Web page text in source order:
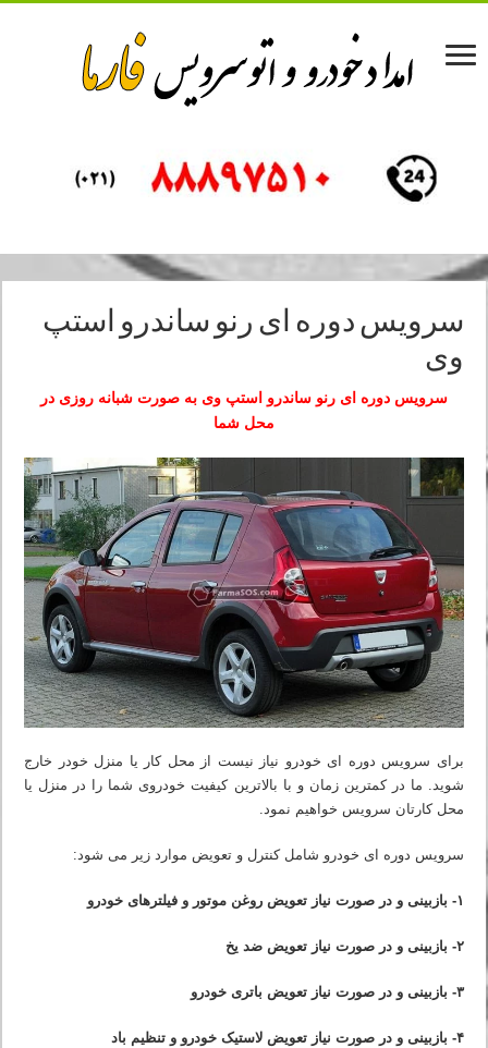
سرویس دوره ای رنو ساندرو استپ
وی
سرویس دوره ای رنو ساندرو استپ وی به صورت شبانه روزی در
محل شما
برای سرویس دوره ای خودرو نیاز نیست از محل کار یا منزل خودر خارج
شوید. ما در کمترین زمان و با بالاترین کیفیت خودروی شما را در منزل یا
محل کارتان سرویس خواهیم نمود.
سرویس دوره ای خودرو شامل کنترل و تعویض موارد زیر می شود:
۱- بازبینی و در صورت نیاز تعویض روغن موتور و فیلترهای خودرو
۲- بازبینی و در صورت نیاز تعویض ضد یخ
۳- بازبینی و در صورت نیاز تعویض باتری خودرو
۴- بازبینی و در صورت نیاز تعویض لاستیک خودرو و تنظیم باد